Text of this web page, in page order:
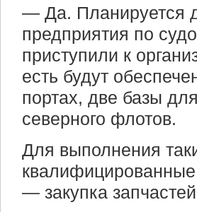
— Да. Планируется
предприятия по
приступили к
есть будут
портах, две базы
северного флотов.
Для выполнения
— закупка